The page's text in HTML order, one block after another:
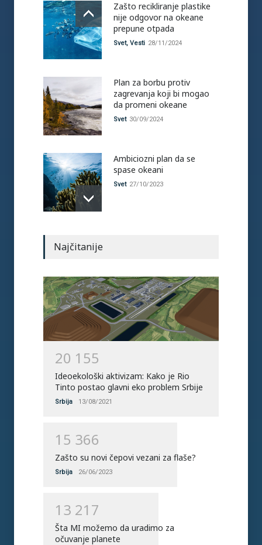
Zašto recikliranje plastike
nije odgovor na okeane
prepune otpada
Svet, Vesti 28/11/2024
Plan za borbu protiv
zagrevanja koji bi mogao
da promeni okeane
Svet 30/09/2024
Ambiciozni plan da se
spase okeani
Svet 27/10/2023
Morska trava: Moćno
rešenje za ublažavanje
klime
Najčitanije
20 1 55
Ideoekološki aktivizam: Kako je Rio
Tinto postao glavni eko problem Srbije
Srbija 13/08/2021
1 5 366
Zašto su novi čepovi vezani za flaše?
Srbija 26/06/2023
1 3 21 7
Šta MI možemo da uradimo za
očuvanje planete